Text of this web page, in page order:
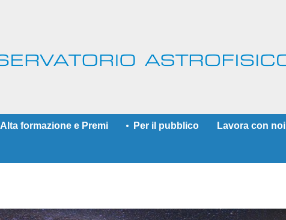
Alta formazione e Premi Per il pubblico Lavora con noi